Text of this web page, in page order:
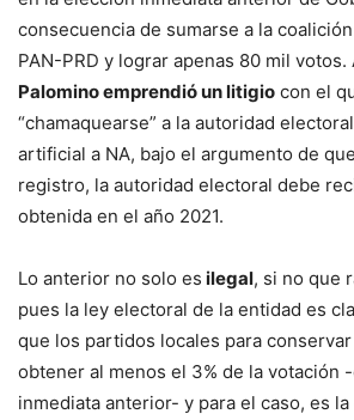
consecuencia de sumarse a la
PAN-PRD y lograr apenas 80 mil votos.
Palomino emprendió un litigio con el
“chamaquearse” a la autoridad
artificial a NA, bajo el argumento de
registro, la autoridad electoral debe
obtenida en el año 2021.
Lo anterior no solo es ilegal, si no que
pues la ley electoral de la entidad es
que los partidos locales para
obtener al menos el 3% de la votación
inmediata anterior- y para el caso, es